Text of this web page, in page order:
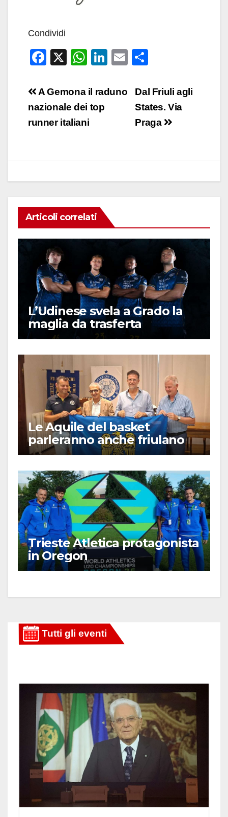
Condividi
F
c
e
b
X
W
at
s
A
Li
k
E
ail n
di
vi
Navigazione
articoli
Dal Friuli agli
States. Via
Praga
A Gemona il raduno
nazionale dei top
runner italiani
Articoli correlati
L’Udinese svela a Grado la
maglia da trasferta
Le Aquile del basket
parleranno anche friulano
Trieste Atletica protagonista
in Oregon